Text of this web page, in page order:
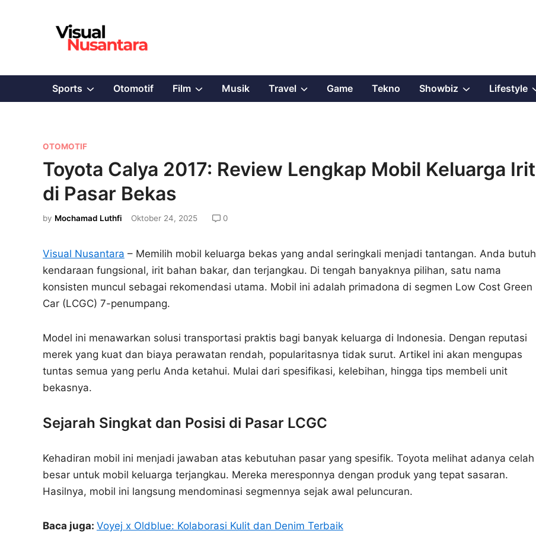
Sports ShowOtomotif Film ShowMusik Travel ShowGame Tekno Showbiz ShowLifestyle
P
o
t
n
OTOMOTIF
Toyota Calya 2017: Review Lengkap Mobil Keluarga Irit
di Pasar Bekas
by Mochamad Luthfi Oktober 24, 2025 0
Visual Nusantara – Memilih mobil keluarga bekas yang andal seringkali menjadi tantangan. Anda butuh
kendaraan fungsional, irit bahan bakar, dan terjangkau. Di tengah banyaknya pilihan, satu nama
konsisten muncul sebagai rekomendasi utama. Mobil ini adalah primadona di segmen Low Cost Green
Car (LCGC) 7-penumpang.
Model ini menawarkan solusi transportasi praktis bagi banyak keluarga di Indonesia. Dengan reputasi
merek yang kuat dan biaya perawatan rendah, popularitasnya tidak surut. Artikel ini akan mengupas
tuntas semua yang perlu Anda ketahui. Mulai dari spesifikasi, kelebihan, hingga tips membeli unit
bekasnya.
Sejarah Singkat dan Posisi di Pasar LCGC
Kehadiran mobil ini menjadi jawaban atas kebutuhan pasar yang spesifik. Toyota melihat adanya celah
besar untuk mobil keluarga terjangkau. Mereka meresponnya dengan produk yang tepat sasaran.
Hasilnya, mobil ini langsung mendominasi segmennya sejak awal peluncuran.
Baca juga: Voyej x Oldblue: Kolaborasi Kulit dan Denim Terbaik